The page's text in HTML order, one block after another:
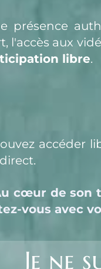
libre.
accéder
cœur de son
vous avec
Je ne